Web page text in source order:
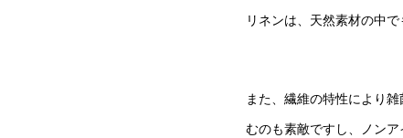
リネンは、天然素材の中
また、繊維の特性により
むのも素敵ですし、ノン